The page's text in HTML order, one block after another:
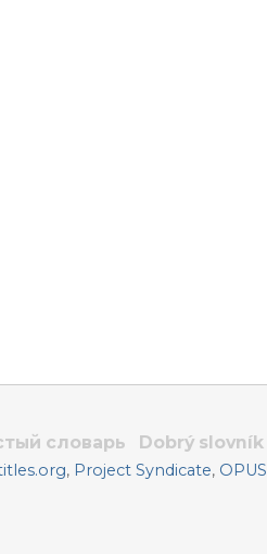
словарь Dobrý slovník
, Project Syndicate, OPUS